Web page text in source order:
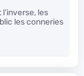
l’inverse, les
les conneries